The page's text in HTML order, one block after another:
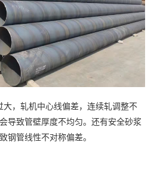
大，轧机中心线偏差，连续轧调整不
导致管壁厚度不均匀。还有安全砂浆
钢管线性不对称偏差。